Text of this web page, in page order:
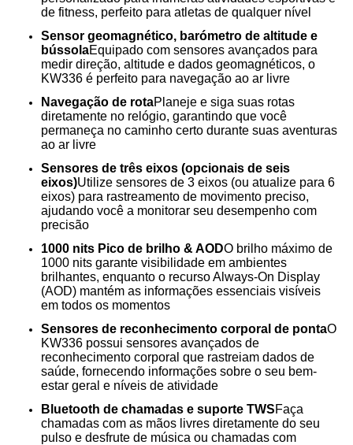
de fitness, perfeito para atletas de qualquer nível
Sensor geomagnético, barómetro de altitude e
bússolaEquipado com sensores avançados para
medir direção, altitude e dados geomagnéticos, o
KW336 é perfeito para navegação ao ar livre
Navegação de rotaPlaneje e siga suas rotas
diretamente no relógio, garantindo que você
permaneça no caminho certo durante suas aventuras
ao ar livre
Sensores de três eixos (opcionais de seis
eixos)Utilize sensores de 3 eixos (ou atualize para 6
eixos) para rastreamento de movimento preciso,
ajudando você a monitorar seu desempenho com
precisão
1000 nits Pico de brilho & AODO brilho máximo de
1000 nits garante visibilidade em ambientes
brilhantes, enquanto o recurso Always-On Display
(AOD) mantém as informações essenciais visíveis
em todos os momentos
Sensores de reconhecimento corporal de pontaO
KW336 possui sensores avançados de
reconhecimento corporal que rastreiam dados de
saúde, fornecendo informações sobre o seu bem-
estar geral e níveis de atividade
Bluetooth de chamadas e suporte TWSFaça
chamadas com as mãos livres diretamente do seu
pulso e desfrute de música ou chamadas com